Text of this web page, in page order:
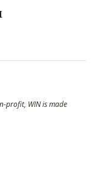
profit, WIN is made